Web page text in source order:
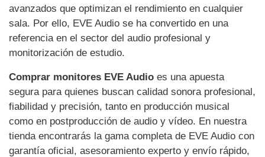
avanzados que optimizan el rendimiento en cualquier
sala. Por ello, EVE Audio se ha convertido en una
referencia en el sector del audio profesional y
monitorización de estudio.
Comprar monitores EVE Audio es una apuesta
segura para quienes buscan calidad sonora profesional,
fiabilidad y precisión, tanto en producción musical
como en postproducción de audio y vídeo. En nuestra
tienda encontrarás la gama completa de EVE Audio con
garantía oficial, asesoramiento experto y envío rápido,